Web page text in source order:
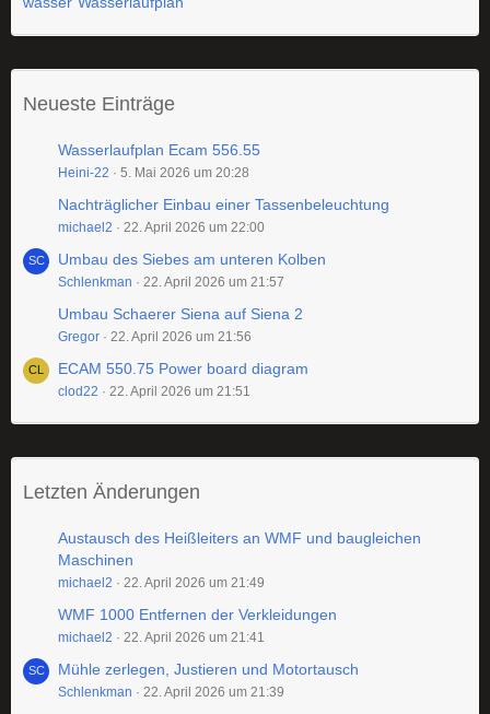
Neueste Einträge
Wasserlaufplan Ecam 556.55
Heini-22 5. Mai 2026 um 20:28
Nachträglicher Einbau einer Tassenbeleuchtung
michael2 22. April 2026 um 22:00
Umbau des Siebes am unteren Kolben
Schlenkman 22. April 2026 um 21:57
Umbau Schaerer Siena auf Siena 2
Gregor 22. April 2026 um 21:56
ECAM 550.75 Power board diagram
clod22 22. April 2026 um 21:51
Letzten Änderungen
Austausch des Heißleiters an WMF und baugleichen
Maschinen
michael2 22. April 2026 um 21:49
WMF 1000 Entfernen der Verkleidungen
michael2 22. April 2026 um 21:41
Mühle zerlegen, Justieren und Motortausch
Schlenkman 22. April 2026 um 21:39